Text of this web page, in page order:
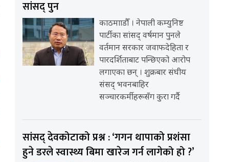
सांसद् पुन
काठमााडौँ । नेपाली कम्युनिष्ट
पार्टीका सांसद् वर्षमान पुनले
वर्तमान सरकार जवाफदेहिता र
पारदर्शिताबाट पन्छिएको आरोप
लगाएका छन् । शुक्रबार संघीय
संसद् भवनबाहिर
सञ्चारकर्मीहरूसँग कुरा गर्दै
सांसद् देवकोटाको प्रश्न : ‘गगन थापाको प्रशंसा
हुने डरले स्वास्थ्य बिमा खारेज गर्न लागेको हो ?’